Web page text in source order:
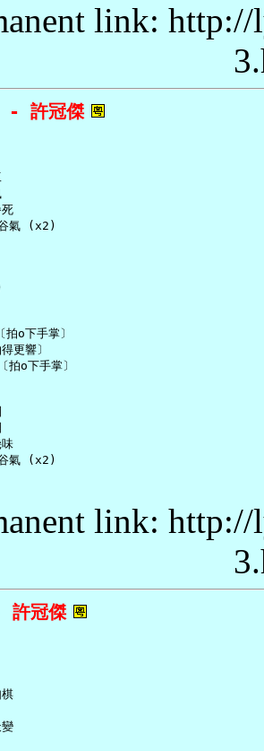
link:
- 許冠傑
氣 (x2)
o下手掌〕
更響〕
o下手掌〕
氣 (x2)
link:
許冠傑